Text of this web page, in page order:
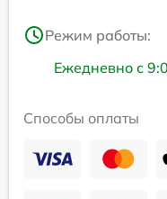
Режим работы:
Ежедневно с
Способы оплаты